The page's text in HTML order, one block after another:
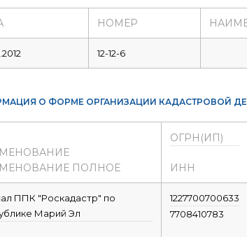
НОМЕР
12-12-6
О ФОРМЕ ОРГАНИЗАЦИИ КАДАСТРОВОЙ
ПОЛНОЕ
ОГРН(ИП)
ИНН
ППК "Роскадастр" по
Марий Эл
1227700700633
7708410783